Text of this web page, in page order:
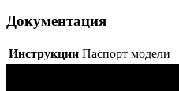
Документация
Инструкции Паспорт модели